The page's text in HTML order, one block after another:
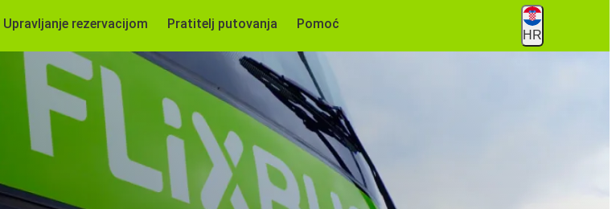
Upravljanje rezervacijom Pratitelj putovanja Pomoć
HR